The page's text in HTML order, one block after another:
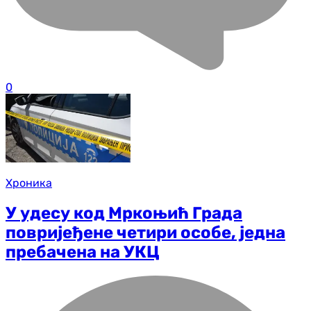
0
Хроника
У удесу код Мркоњић Града
повријеђене четири особе, једна
пребачена на УКЦ